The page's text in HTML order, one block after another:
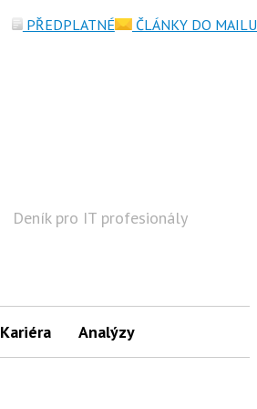
Deník pro IT profesionály
Kariéra Analýzy
PŘEDPLATNÉ ČLÁNKY DO MAILU